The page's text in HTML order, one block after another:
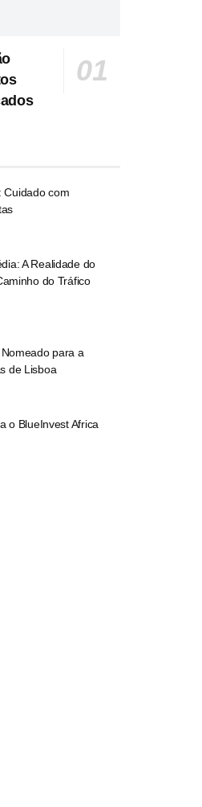
Cuidado com
A Realidade do
do Tráfico
para a
de Lisboa
o BlueInvest Africa